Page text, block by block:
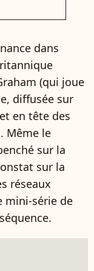
dans
(qui joue
diffusée sur
en tête des
Même le
sur la
sur la
réseaux
mini-série de